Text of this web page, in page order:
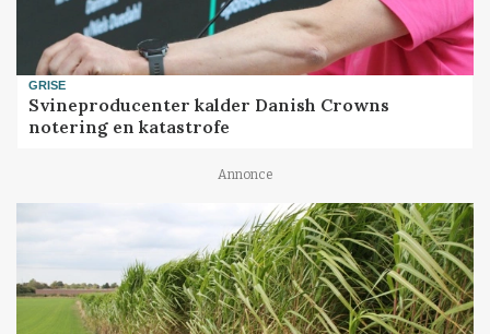
GRISE
Svineproducenter kalder Danish Crowns
notering en katastrofe
Annonce